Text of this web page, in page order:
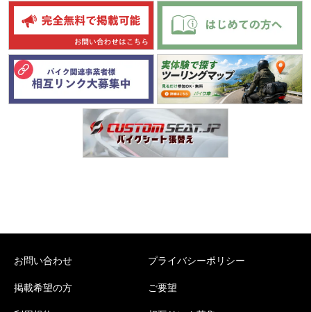
お問い合わせ プライバシーポリシー
掲載希望の方 ご要望